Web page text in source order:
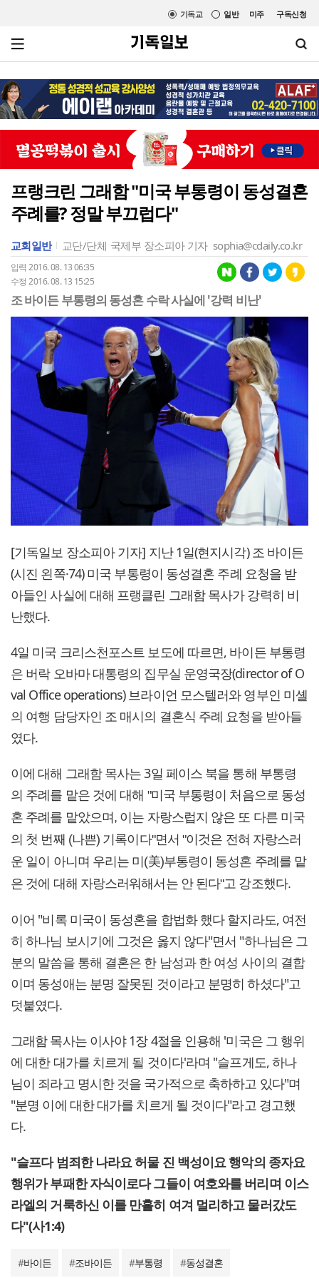
미주 구독신청
일반
기독교
프랭크린 그래함 "미국 부통령이 동성결혼
주례를? 정말 부끄럽다"
교회일반 교단/단체 국제부 장소피아 기자 sophia@cdaily.co.kr
입력 2016. 08. 13 06:35
수정 2016. 08. 13 15:25
조 바이든 부통령의 동성혼 수락 사실에 '강력 비난'
[기독일보 장소피아 기자] 지난 1일(현지시각) 조 바이든
(시진 왼쪽·74) 미국 부통령이 동성결혼 주례 요청을 받
아들인 사실에 대해 프랭클린 그래함 목사가 강력히 비
난했다.
4일 미국 크리스천포스트 보도에 따르면, 바이든 부통령
은 버락 오바마 대통령의 집무실 운영국장(director of O
val Office operations) 브라이언 모스텔러와 영부인 미셸
의 여행 담당자인 조 매시의 결혼식 주례 요청을 받아들
였다.
이에 대해 그래함 목사는 3일 페이스 북을 통해 부통령
의 주례를 맡은 것에 대해 "미국 부통령이 처음으로 동성
혼 주례를 맡았으며, 이는 자랑스럽지 않은 또 다른 미국
의 첫 번째 (나쁜) 기록이다"면서 "이것은 전혀 자랑스러
운 일이 아니며 우리는 미(美)부통령이 동성혼 주례를 맡
은 것에 대해 자랑스러워해서는 안 된다"고 강조했다.
이어 "비록 미국이 동성혼을 합법화 했다 할지라도, 여전
히 하나님 보시기에 그것은 옳지 않다"면서 "하나님은 그
분의 말씀을 통해 결혼은 한 남성과 한 여성 사이의 결합
이며 동성애는 분명 잘못된 것이라고 분명히 하셨다"고
덧붙였다.
그래함 목사는 이사야 1장 4절을 인용해 '미국은 그 행위
에 대한 대가를 치르게 될 것이다'라며 "슬프게도, 하나
님이 죄라고 명시한 것을 국가적으로 축하하고 있다"며
"분명 이에 대한 대가를 치르게 될 것이다"라고 경고했
다.
"슬프다 범죄한 나라요 허물 진 백성이요 행악의 종자요
행위가 부패한 자식이로다 그들이 여호와를 버리며 이스
라엘의 거룩하신 이를 만홀히 여겨 멀리하고 물러갔도
다"(사1:4)
#바이든 #조바이든 #부통령 #동성결혼